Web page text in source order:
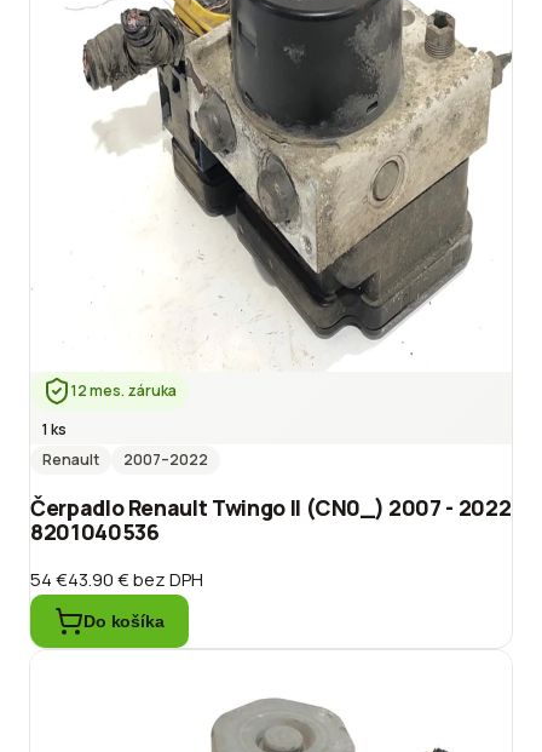
12 mes. záruka
1 ks
Renault
2007–2022
Čerpadlo Renault Twingo II (CN0_) 2007 - 2022
8201040536
54 €43.90 €bez DPH
Do košíka